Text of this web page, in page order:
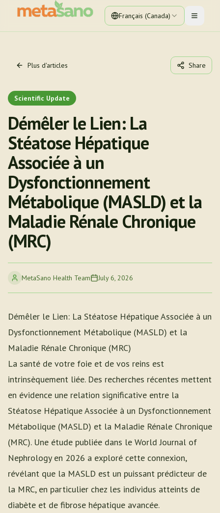
Français (Canada) Toggle
Plus d'articles Share
Scientific Update
Démêler le Lien: La
Stéatose Hépatique
Associée à un
Dysfonctionnement
Métabolique (MASLD) et la
Maladie Rénale Chronique
(MRC)
MetaSano Health Team July 6, 2026
Démêler le Lien: La Stéatose Hépatique Associée à un
Dysfonctionnement Métabolique (MASLD) et la
Maladie Rénale Chronique (MRC)
La santé de votre foie et de vos reins est
intrinsèquement liée. Des recherches récentes mettent
en évidence une relation significative entre la
Stéatose Hépatique Associée à un Dysfonctionnement
Métabolique (MASLD) et la Maladie Rénale Chronique
(MRC). Une étude publiée dans le World Journal of
Nephrology en 2026 a exploré cette connexion,
révélant que la MASLD est un puissant prédicteur de
la MRC, en particulier chez les individus atteints de
diabète et de fibrose hépatique avancée.